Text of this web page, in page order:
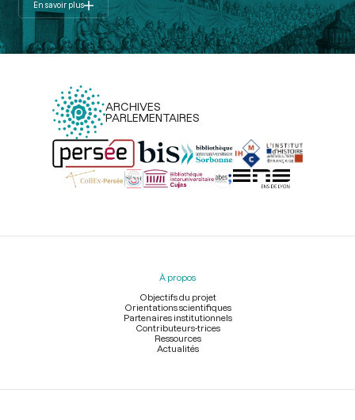
En savoir plus
ARCHIVES
PARLEMENTAIRES
Menu
À propos
Objectifs du projet
Orientations scientifiques
Partenaires institutionnels
Contributeurs-trices
Ressources
Actualités